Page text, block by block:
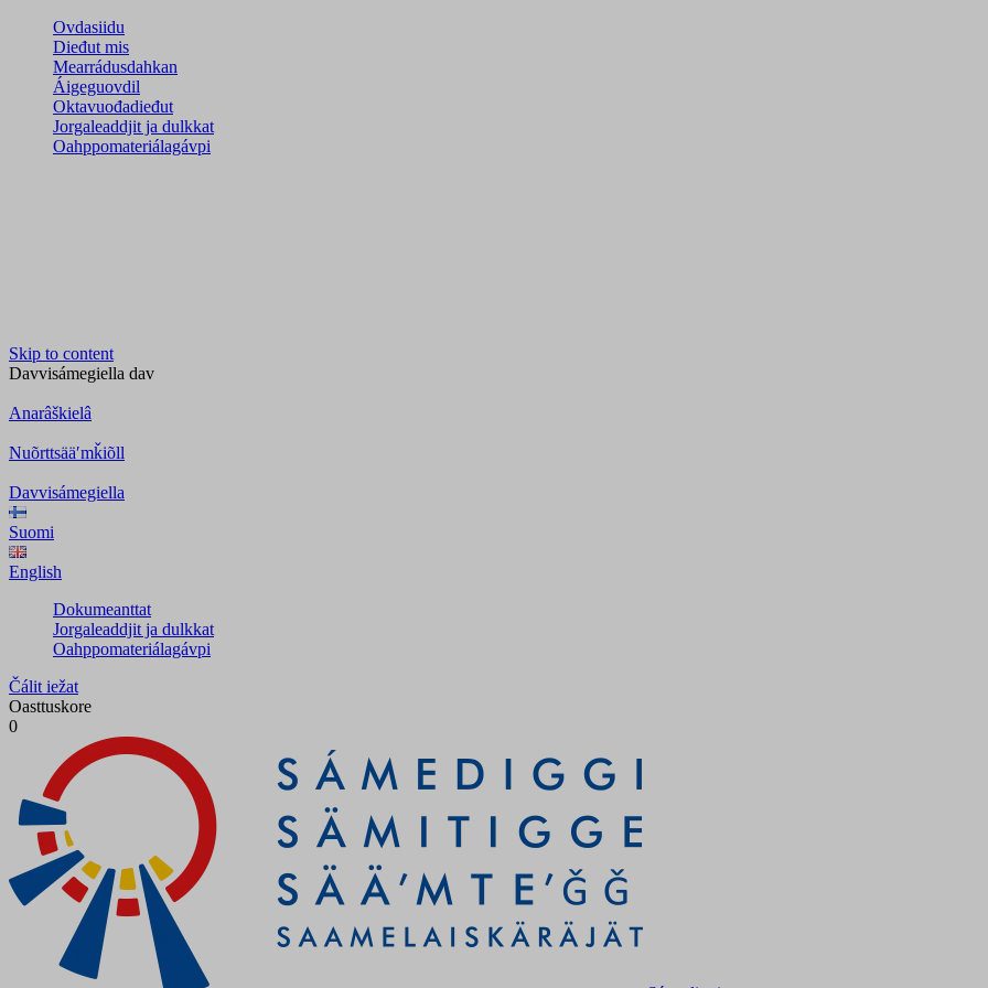
Ovdasiidu
Dieđut mis
Mearrádusdahkan
Áigeguovdil
Oktavuođadieđut
Jorgaleaddjit ja dulkkat
Oahppomateriálagávpi
Skip to content
Davvisámegiella dav
Anarâškielâ
Nuõrttsääʹmǩiõll
Davvisámegiella
Suomi
English
Dokumeanttat
Jorgaleaddjit ja dulkkat
Oahppomateriálagávpi
Čálit iežat
Oasttuskore
0